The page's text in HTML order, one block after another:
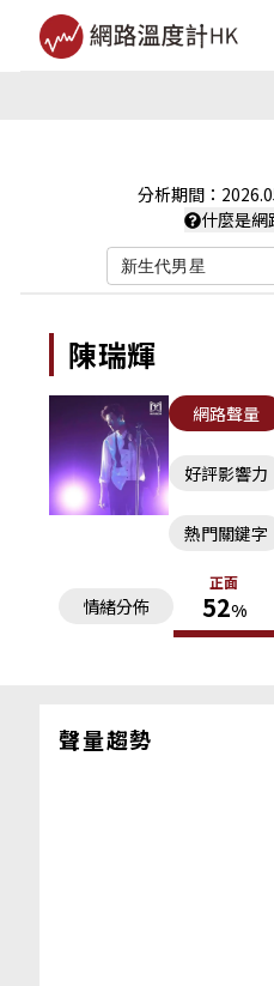
分析期間：
什麼是網
新生代男星
陳瑞輝
網路聲量
好評影響力
情緒分佈
正面
52%
熱門關鍵字
聲量趨勢